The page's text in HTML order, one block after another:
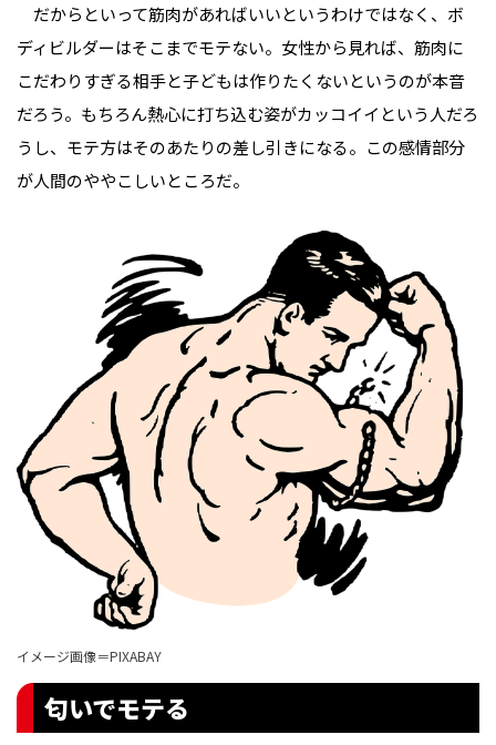
だからといって筋肉があればいいというわけではなく、ボ
ディビルダーはそこまでモテない。女性から見れば、筋肉に
こだわりすぎる相手と子どもは作りたくないというのが本音
だろう。もちろん熱心に打ち込む姿がカッコイイという人だろ
うし、モテ方はそのあたりの差し引きになる。この感情部分
が人間のややこしいところだ。
イメージ画像＝PIXABAY
匂いでモテる